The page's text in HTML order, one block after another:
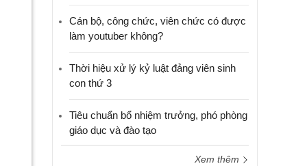
Cán bộ, công chức, viên chức có được
làm youtuber không?
Thời hiệu xử lý kỷ luật đảng viên sinh
con thứ 3
Tiêu chuẩn bổ nhiệm trưởng, phó phòng
giáo dục và đào tạo
Xem thêm